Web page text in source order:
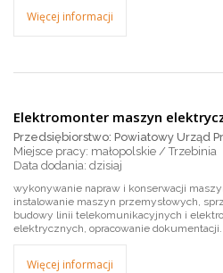
Więcej informacji
Elektromonter maszyn
Przedsiębiorstwo: Powiatowy Urząd
Miejsce pracy: małopolskie / Trzebinia
dzisiaj
wykonywanie napraw i konserwacji
instalowanie maszyn przemysłowych,
budowy linii telekomunikacyjnych i
elektrycznych, opracowanie
Więcej informacji